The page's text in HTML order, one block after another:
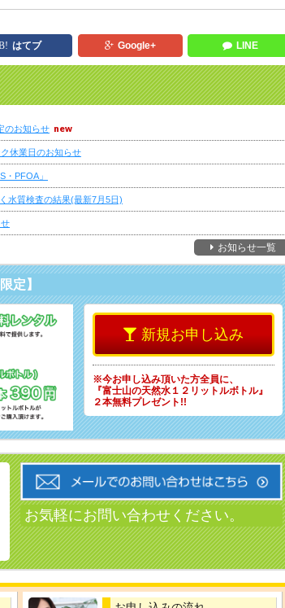
はてブ Google+ LINE
のお知らせ
休業日のお知らせ
PFOA」
水質検査の結果(最新7月5日)
お知らせ一覧
定】
新規お申し込み
※今お申し込み頂いた方全員に、
『富士山の天然水１２リットルボトル』
２本無料プレゼント!!